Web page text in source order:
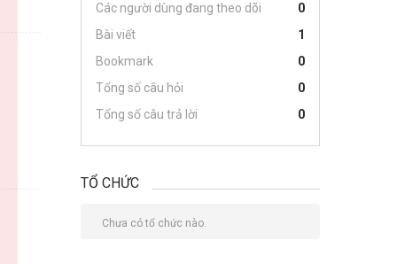
Các người dùng đang theo dõi
0
Bài viết
1
Bookmark
0
Tổng số câu hỏi
0
Tổng số câu trả lời
0
TỔ CHỨC
Chưa có tổ chức nào.